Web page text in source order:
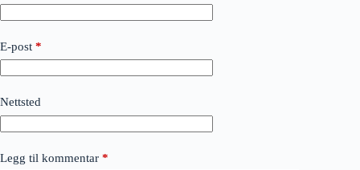
E-post *
Nettsted
Legg til kommentar *